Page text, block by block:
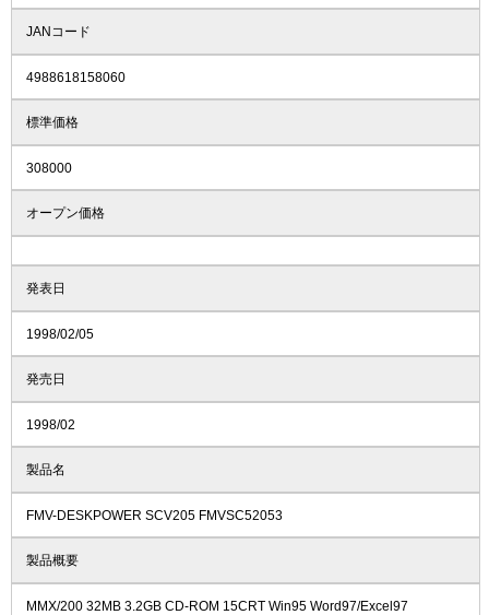
JANコード
4988618158060
標準価格
308000
オープン価格
発表日
1998/02/05
発売日
1998/02
製品名
FMV-DESKPOWER SCV205 FMVSC52053
製品概要
MMX/200 32MB 3.2GB CD-ROM 15CRT Win95 Word97/Excel97